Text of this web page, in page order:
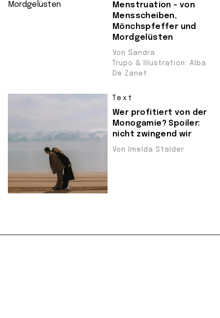
Menstruation – von
Mensscheiben,
Mönchspfeffer und
Mordgelüsten
Von Sandra
Trupo & Illustration: Alba
De Zanet
Text
Wer profitiert von der
Monogamie? Spoiler:
nicht zwingend wir
Von Imelda Stalder